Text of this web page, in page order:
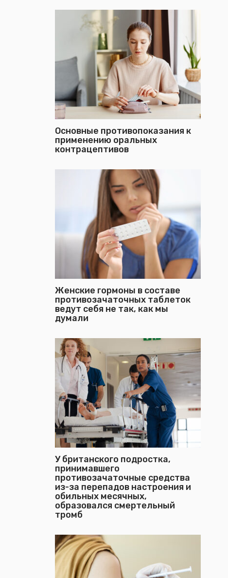
Основные противопоказания к
применению оральных
контрацептивов
Женские гормоны в составе
противозачаточных таблеток
ведут себя не так, как мы
думали
У британского подростка,
принимавшего
противозачаточные средства
из-за перепадов настроения и
обильных месячных,
образовался смертельный
тромб